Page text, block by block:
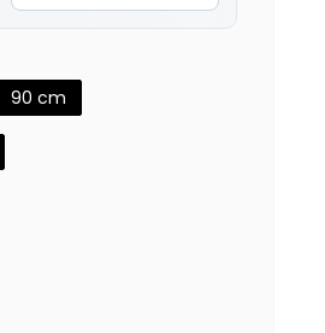
90 cm